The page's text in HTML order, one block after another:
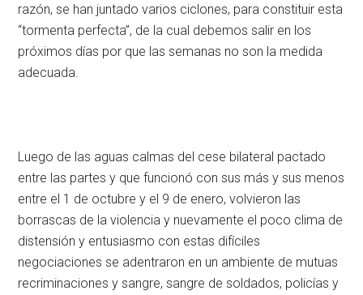
razón, se han juntado varios ciclones, para constituir esta
“tormenta perfecta”, de la cual debemos salir en los
próximos días por que las semanas no son la medida
adecuada.
Luego de las aguas calmas del cese bilateral pactado
entre las partes y que funcionó con sus más y sus menos
entre el 1 de octubre y el 9 de enero, volvieron las
borrascas de la violencia y nuevamente el poco clima de
distensión y entusiasmo con estas difíciles
negociaciones se adentraron en un ambiente de mutuas
recriminaciones y sangre, sangre de soldados, policías y